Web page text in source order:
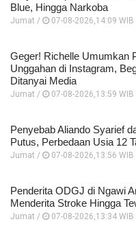
Blue, Hingga Narkoba
Jumat / 07-08-2026,14:09 WIB
Geger! Richelle Umumkan
Unggahan di Instagram,
Ditanyai Media
Jumat / 07-08-2026,13:59 WIB
Penyebab Aliando Syarief
Putus, Perbedaan Usia 12
Jumat / 07-08-2026,13:56 WIB
Penderita ODGJ di Ngawi
Menderita Stroke Hingga
Jumat / 07-08-2026,13:34 WIB